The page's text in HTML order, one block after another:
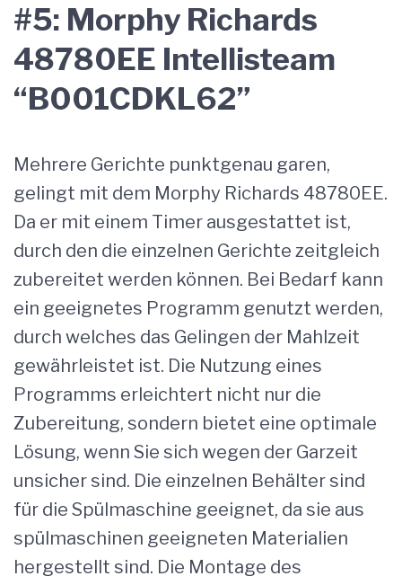
#5: Morphy Richards
48780EE Intellisteam
“B001CDKL62”
Mehrere Gerichte punktgenau garen,
gelingt mit dem Morphy Richards 48780EE.
Da er mit einem Timer ausgestattet ist,
durch den die einzelnen Gerichte zeitgleich
zubereitet werden können. Bei Bedarf kann
ein geeignetes Programm genutzt werden,
durch welches das Gelingen der Mahlzeit
gewährleistet ist. Die Nutzung eines
Programms erleichtert nicht nur die
Zubereitung, sondern bietet eine optimale
Lösung, wenn Sie sich wegen der Garzeit
unsicher sind. Die einzelnen Behälter sind
für die Spülmaschine geeignet, da sie aus
spülmaschinen geeigneten Materialien
hergestellt sind. Die Montage des